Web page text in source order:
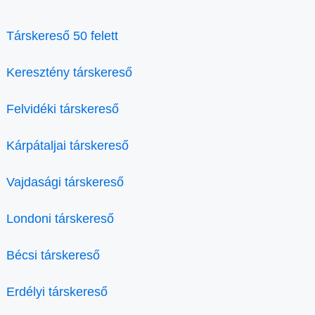
Társkereső 50 felett
Keresztény társkereső
Felvidéki társkereső
Kárpátaljai társkereső
Vajdasági társkereső
Londoni társkereső
Bécsi társkereső
Erdélyi társkereső